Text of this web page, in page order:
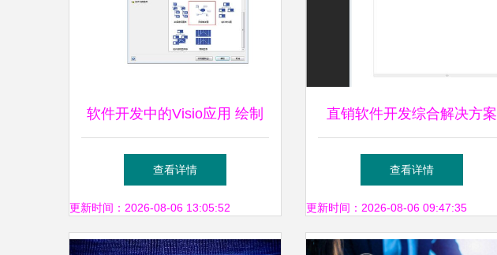
软件开发中的Visio应用 绘制
高效蓝图——销售代理视角
查看详情
更新时间：2026-08-06 13:05:52
直销软件开发综合解决方案
赋能销售代理，共赢未来
查看详情
更新时间：2026-08-06 09:47:35